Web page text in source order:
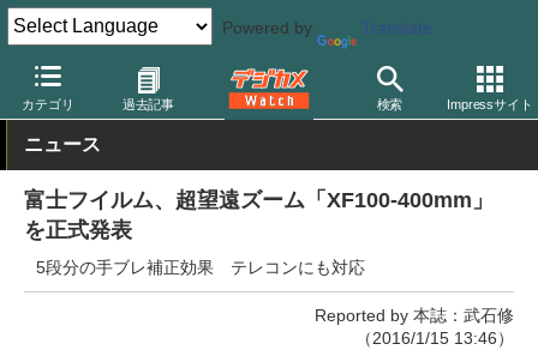
Powered by Translate
カテゴリ 過去記事 検索 Impressサイト
デジカメ Watch レンズ 交換レンズ 富士フイルム
ニュース
富士フイルム、超望遠ズーム「XF100-400mm」
を正式発表
5段分の手ブレ補正効果 テレコンにも対応
Reported by 本誌：武石修
（2016/1/15 13:46）